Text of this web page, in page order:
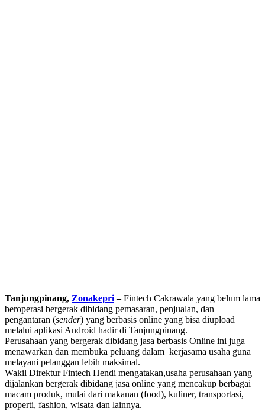
Tanjungpinang, Zonakepri–Fintech Cakrawala yang belum lama
beroperasi bergerak dibidang pemasaran, penjualan, dan
pengantaran (sender) yang berbasis online yang bisa diupload
melalui aplikasi Android hadir di Tanjungpinang.
Perusahaan yang bergerak dibidang jasa berbasis Online ini juga
menawarkan dan membuka peluang dalam kerjasama usaha guna
melayani pelanggan lebih maksimal.
Wakil Direktur Fintech Hendi mengatakan,usaha perusahaan yang
dijalankan bergerak dibidang jasa online yang mencakup berbagai
macam produk, mulai dari makanan (food), kuliner, transportasi,
properti, fashion, wisata dan lainnya.